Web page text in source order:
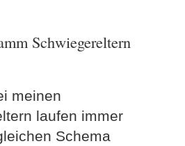
Schwiegereltern
meinen
laufen immer
Schema